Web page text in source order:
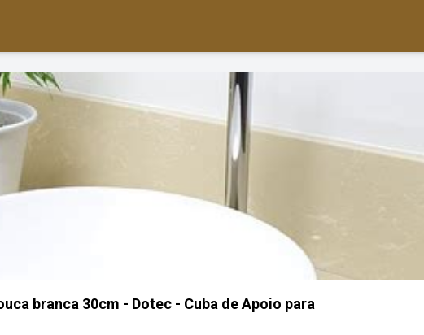
branca 30cm - Dotec - Cuba de Apoio para